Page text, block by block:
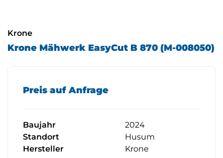
Krone
Krone Mähwerk EasyCut B 870 (M-008050)
Preis auf Anfrage
Baujahr
2024
Standort
Husum
Hersteller
Krone